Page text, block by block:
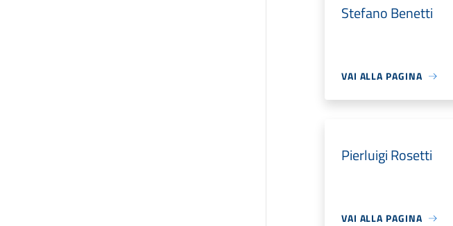
Stefano Benetti
VAI ALLA PAGINA
Pierluigi Rosetti
VAI ALLA PAGINA